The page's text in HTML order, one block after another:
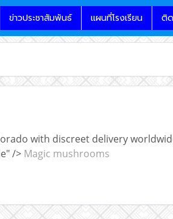
ข่าวประชาสัมพันธ์ แผนที่โรงเรียน ติ
with discreet delivery
/> Magic mushrooms